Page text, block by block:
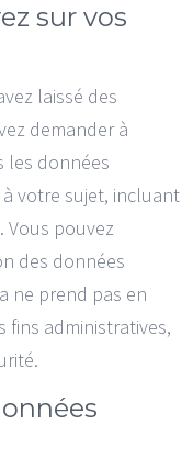
sur vos
laissé des
demander à
les données
votre sujet, incluant
Vous pouvez
des données
ne prend pas en
fins administratives,